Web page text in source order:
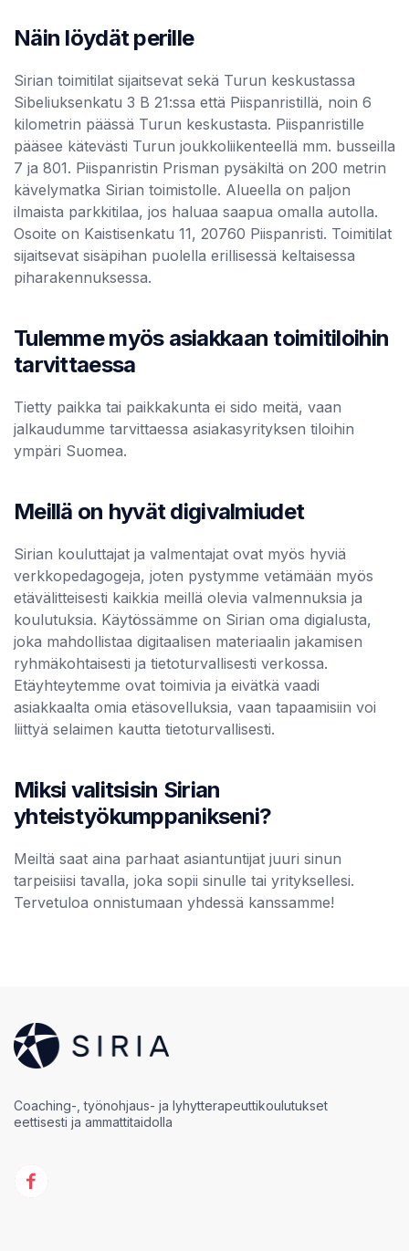
Näin löydät perille
Sirian toimitilat sijaitsevat sekä Turun keskustassa
Sibeliuksenkatu 3 B 21:ssa että Piispanristillä, noin 6
kilometrin päässä Turun keskustasta. Piispanristille
pääsee kätevästi Turun joukkoliikenteellä mm. busseilla
7 ja 801. Piispanristin Prisman pysäkiltä on 200 metrin
kävelymatka Sirian toimistolle. Alueella on paljon
ilmaista parkkitilaa, jos haluaa saapua omalla autolla.
Osoite on Kaistisenkatu 11, 20760 Piispanristi. Toimitilat
sijaitsevat sisäpihan puolella erillisessä keltaisessa
piharakennuksessa.
Tulemme myös asiakkaan toimitiloihin
tarvittaessa
Tietty paikka tai paikkakunta ei sido meitä, vaan
jalkaudumme tarvittaessa asiakasyrityksen tiloihin
ympäri Suomea.
Meillä on hyvät digivalmiudet
Sirian kouluttajat ja valmentajat ovat myös hyviä
verkkopedagogeja, joten pystymme vetämään myös
etävälitteisesti kaikkia meillä olevia valmennuksia ja
koulutuksia. Käytössämme on Sirian oma digialusta,
joka mahdollistaa digitaalisen materiaalin jakamisen
ryhmäkohtaisesti ja tietoturvallisesti verkossa.
Etäyhteytemme ovat toimivia ja eivätkä vaadi
asiakkaalta omia etäsovelluksia, vaan tapaamisiin voi
liittyä selaimen kautta tietoturvallisesti.
Miksi valitsisin Sirian
yhteistyökumppanikseni?
Meiltä saat aina parhaat asiantuntijat juuri sinun
tarpeisiisi tavalla, joka sopii sinulle tai yrityksellesi.
Tervetuloa onnistumaan yhdessä kanssamme!
Coaching-, työnohjaus- ja lyhytterapeuttikoulutukset
eettisesti ja ammattitaidolla